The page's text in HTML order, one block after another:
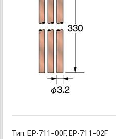
Тип: EP-711−00F, EP-711−02F